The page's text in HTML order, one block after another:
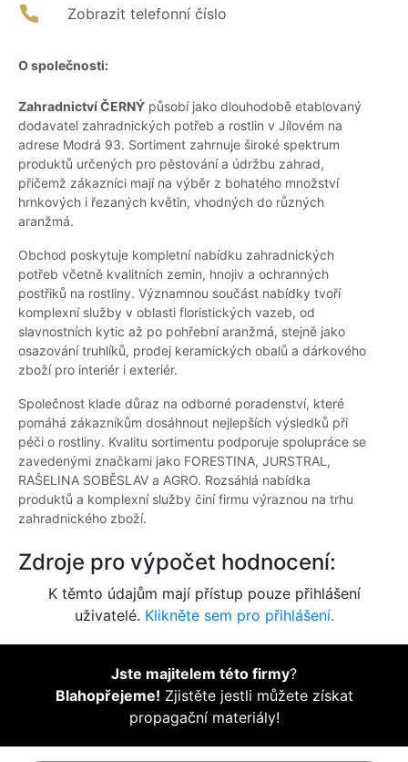
Zobrazit telefonní číslo
O společnosti:
Zahradnictví ČERNÝ působí jako dlouhodobě etablovaný
dodavatel zahradnických potřeb a rostlin v Jílovém na
adrese Modrá 93. Sortiment zahrnuje široké spektrum
produktů určených pro pěstování a údržbu zahrad,
přičemž zákazníci mají na výběr z bohatého množství
hrnkových i řezaných květin, vhodných do různých
aranžmá.
Obchod poskytuje kompletní nabídku zahradnických
potřeb včetně kvalitních zemin, hnojiv a ochranných
postřiků na rostliny. Významnou součást nabídky tvoří
komplexní služby v oblasti floristických vazeb, od
slavnostních kytic až po pohřební aranžmá, stejně jako
osazování truhlíků, prodej keramických obalů a dárkového
zboží pro interiér i exteriér.
Společnost klade důraz na odborné poradenství, které
pomáhá zákazníkům dosáhnout nejlepších výsledků při
péči o rostliny. Kvalitu sortimentu podporuje spolupráce se
zavedenými značkami jako FORESTINA, JURSTRAL,
RAŠELINA SOBĚSLAV a AGRO. Rozsáhlá nabídka
produktů a komplexní služby činí firmu výraznou na trhu
zahradnického zboží.
Zdroje pro výpočet hodnocení:
K těmto údajům mají přístup pouze přihlášení
uživatelé. Klikněte sem pro přihlášení.
Jste majitelem této firmy?
Blahopřejeme! Zjistěte jestli můžete získat
propagační materiály!